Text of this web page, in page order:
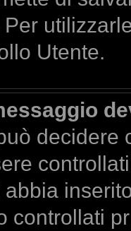
Utente.
abbia
controllati